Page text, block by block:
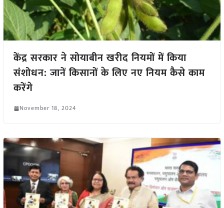
केंद्र सरकार ने सोयाबीन खरीद नियमों में किया
संशोधन: जानें किसानों के लिए नए नियम कैसे काम
करेंगे
November 18, 2024